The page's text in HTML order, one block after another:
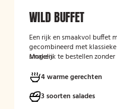
WILD BUFFET
Een rijk en smaakvol buffet
gecombineerd met
smaken.
Mogelijk te bestellen
4 warme gerechten
3 soorten salades